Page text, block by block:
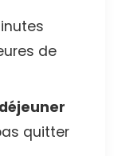
de
quitter